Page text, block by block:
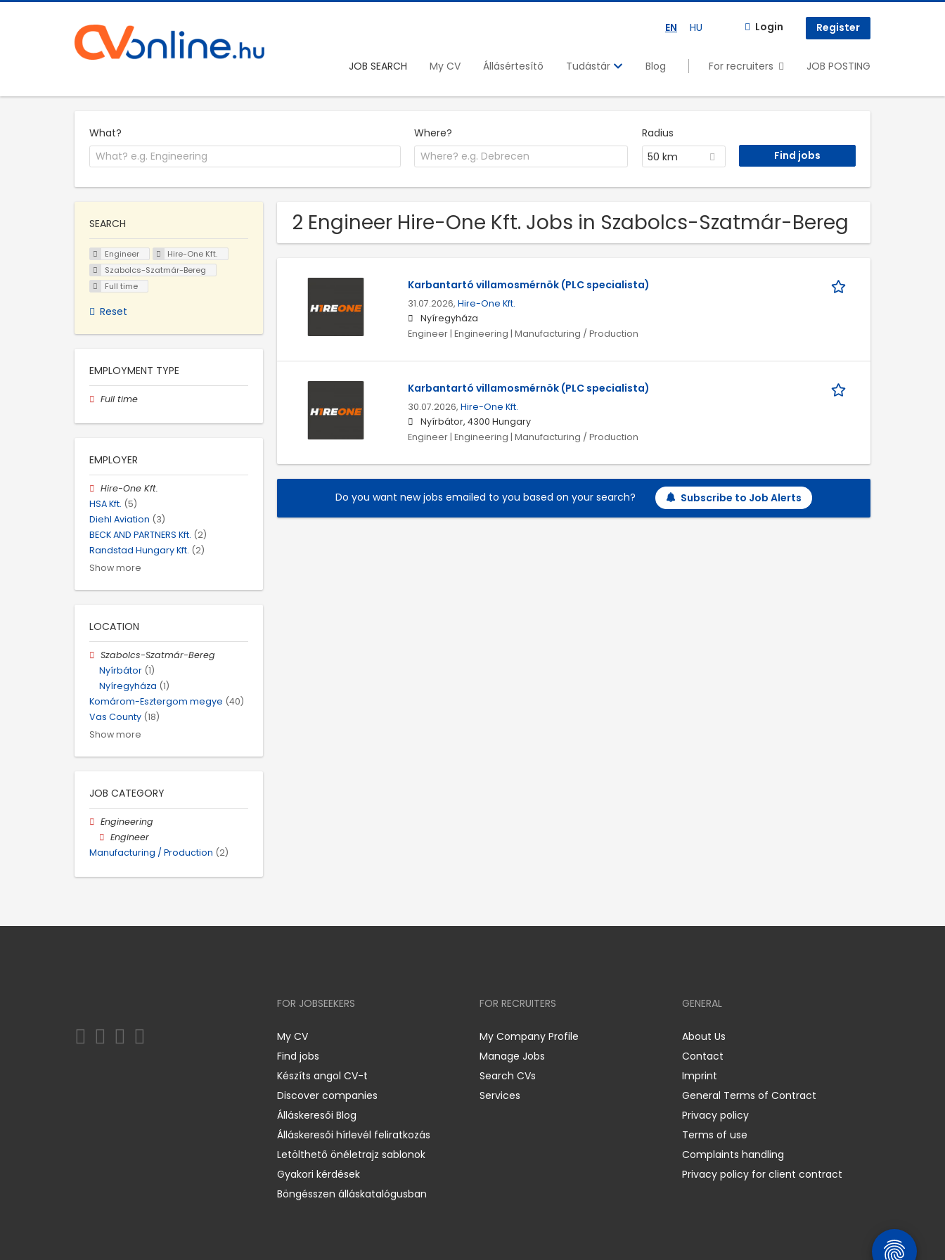
EN HU Login Register
JOB SEARCH My CV Állásértesítő Tudástár Blog For recruiters JOB POSTING
What? Where?
Radius
50 km
2 Engineer Hire-One Kft. Jobs in Szabolcs-Szatmár-Bereg
Karbantartó villamosmérnök (PLC specialista)
31.07.2026, Hire-One Kft.
Nyíregyháza
Engineer | Engineering | Manufacturing / Production
Karbantartó villamosmérnök (PLC specialista)
30.07.2026, Hire-One Kft.
Nyírbátor, 4300 Hungary
Engineer | Engineering | Manufacturing / Production
Do you want new jobs emailed to you based on your search? Subscribe to Job Alerts
SEARCH
Engineer
Hire-One Kft.
Szabolcs-Szatmár-Bereg
Full time
Reset
EMPLOYMENT TYPE
Full time
EMPLOYER
Hire-One Kft.
HSA Kft. (5)
Diehl Aviation (3)
BECK AND PARTNERS Kft. (2)
Randstad Hungary Kft. (2)
Show more
LOCATION
Szabolcs-Szatmár-Bereg
Nyírbátor (1)
Nyíregyháza (1)
Komárom-Esztergom megye (40)
Vas County (18)
Show more
JOB CATEGORY
Engineering
Engineer
Manufacturing / Production (2)
FOR JOBSEEKERS
My CV
Find jobs
Készíts angol CV-t
Discover companies
Álláskeresői Blog
Álláskeresői hírlevél feliratkozás
Letölthető önéletrajz sablonok
Gyakori kérdések
Böngésszen álláskatalógusban
FOR RECRUITERS
My Company Profile
Manage Jobs
Search CVs
Services
GENERAL
About Us
Contact
Imprint
General Terms of Contract
Privacy policy
Terms of use
Complaints handling
Privacy policy for client contract